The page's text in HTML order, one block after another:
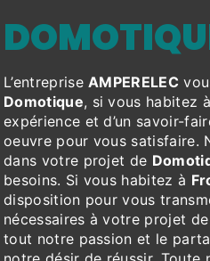
L’entrepriseAMPERELEC
Domotique, si vous habitez à
expérience et d’un savoir-
oeuvre pour vous satisfaire.
dans votre projet de
besoins. Si vous habitez à
disposition pour vous
nécessaires à votre projet de
tout notre passion et le